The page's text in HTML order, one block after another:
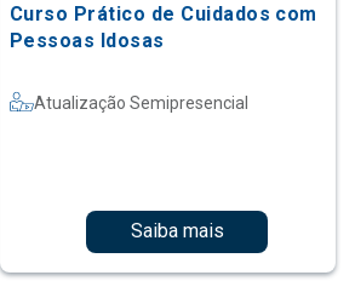
Curso Prático de Cuidados com
Pessoas Idosas
Atualização Semipresencial
Saiba mais